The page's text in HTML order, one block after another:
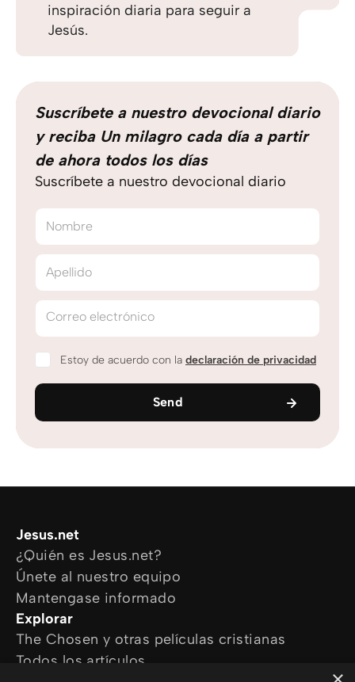
inspiración diaria para seguir a
Jesús.
Suscríbete a nuestro devocional diario
y reciba Un milagro cada día a partir
de ahora todos los días
Suscríbete a nuestro devocional diario
Nombre
Apellido
Correo electrónico
Estoy de acuerdo con la declaración de privacidad
Send
Jesus.net
¿Quién es Jesus.net?
Únete al nuestro equipo
Mantengase informado
Explorar
The Chosen y otras películas cristianas
Todos los artículos